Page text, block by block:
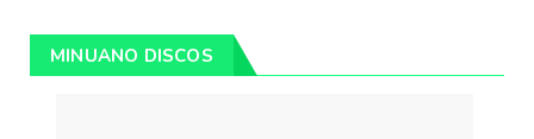
MINUANO DISCOS